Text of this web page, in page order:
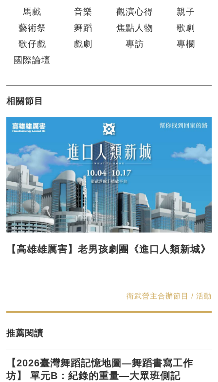
馬戲 音樂 觀演心得
親子
藝術祭
舞蹈 焦點人物
歌劇
歌仔戲
戲劇 專訪
專欄
國際論壇
相關節目
【高雄雄厲害】老男孩劇團《進口人類新城》
衛武營主合辦節目 / 活動
推薦閱讀
【2026臺灣舞蹈記憶地圖—舞蹈書寫工作
坊】 單元B：紀錄的重量—大眾班側記